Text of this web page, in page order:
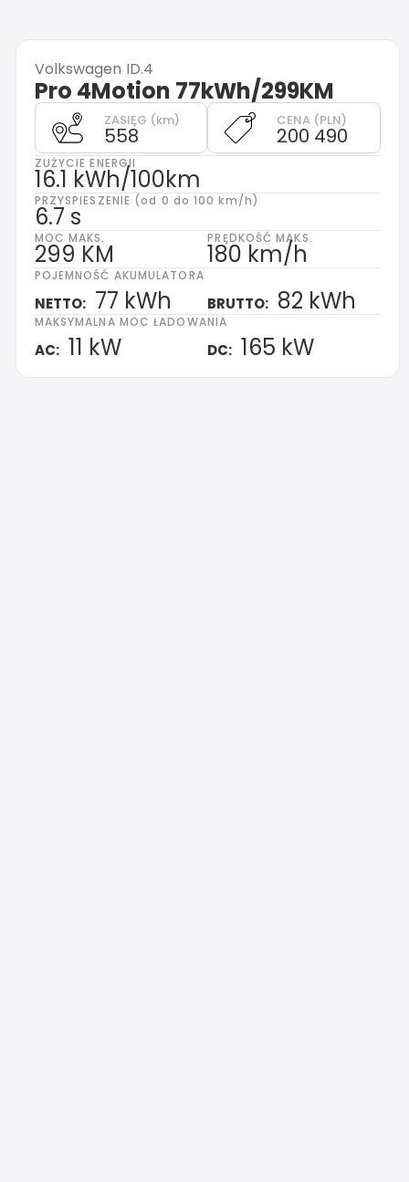
Volkswagen ID.4
Pro 4Motion 77kWh/299KM
ZASIĘG (km)
558
CENA (PLN)
200 490
ZUŻYCIE ENERGII
16.1 kWh/100km
PRZYSPIESZENIE (od 0 do 100 km/h)
6.7 s
MOC MAKS.
299 KM
PRĘDKOŚĆ MAKS.
180 km/h
POJEMNOŚĆ AKUMULATORA
NETTO: 77 kWh BRUTTO: 82 kWh
MAKSYMALNA MOC ŁADOWANIA
AC: 11 kW DC: 165 kW